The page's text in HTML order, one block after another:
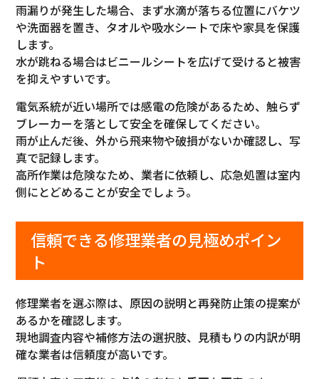
雨漏りが発生した場合、まず水滴が落ちる位置にバケツ
や洗面器を置き、タオルや吸水シートで床や家具を保護
します。
水が跳ねる場合はビニールシートを広げて受けると被害
を抑えやすいです。
電気系統が近い場所では感電の危険があるため、触らず
ブレーカーを落として安全を確保してください。
雨が止んだ後、外から飛来物や破損がないか確認し、写
真で記録します。
高所作業は危険なため、業者に依頼し、応急処置は室内
側にとどめることが安全でしょう。
信頼できる修理業者の見極めポイン
ト
修理業者を選ぶ際は、原因の説明と再発防止策の提案が
あるかを確認します。
現地調査内容や補修方法の選択肢、見積もりの内訳が明
確な業者は信頼度が高いです。